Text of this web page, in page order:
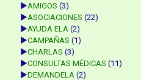
►AMIGOS (3)
►ASOCIACIONES (22)
►AYUDA ELA (2)
►CAMPAÑAS (1)
►CHARLAS (3)
►CONSULTAS MÉDICAS (11)
►DEMANDELA (2)